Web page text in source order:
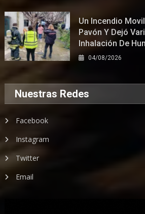
Un Incendio
Pavón Y Dejó
Inhalación De
04/08/2026
Nuestras Redes
Facebook
Instagram
Twitter
Email